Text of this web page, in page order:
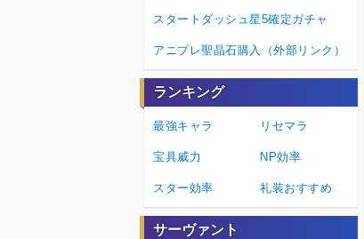
スタートダッシュ星5確定ガチャ
アニプレ聖晶石購入（外部リンク）
ランキング
最強キャラ リセマラ
宝具威力 NP効率
スター効率 礼装おすすめ
サーヴァント